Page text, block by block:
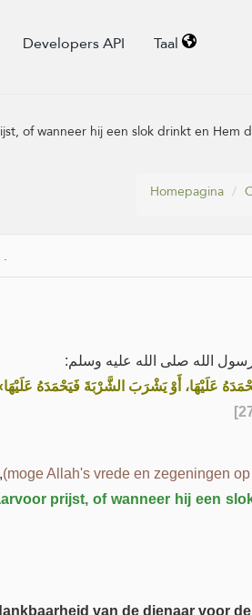
Developers API Taal
of wanneer hij een slok drinkt en Hem
Homepagina
.
الله صلى الله عليه وسلم:
عَلَيْهَا، أَوْ يَشْرَبَ الشَّرْبَةَ فَيَحْمَدَهُ
(moge Allah's vrede en zegeningen
prijst, of wanneer hij een
van de dienaar voor